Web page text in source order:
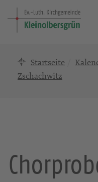
Startseite
Zschachwitz